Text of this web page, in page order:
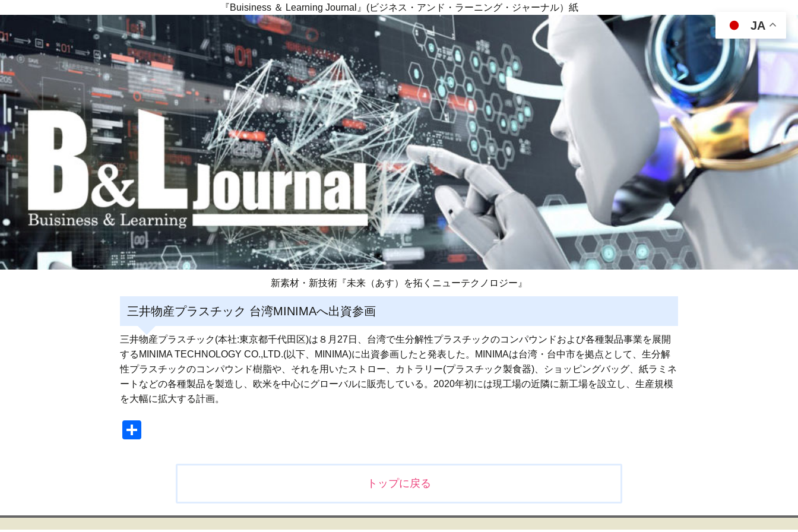
『Buisiness ＆ Learning Journal』(ビジネス・アンド・ラーニング・ジャーナル）紙
新素材・新技術『未来（あす）を拓くニューテクノロジー』
三井物産プラスチック 台湾MINIMAへ出資参画
三井物産プラスチック(本社:東京都千代田区)は８月27日、台湾で生分解性プラスチックのコンパウンドおよび各種製品事業を展開
するMINIMA TECHNOLOGY CO.,LTD.(以下、MINIMA)に出資参画したと発表した。MINIMAは台湾・台中市を拠点として、生分解
性プラスチックのコンパウンド樹脂や、それを用いたストロー、カトラリー(プラスチック製食器)、ショッピングバッグ、紙ラミネ
ートなどの各種製品を製造し、欧米を中心にグローバルに販売している。2020年初には現工場の近隣に新工場を設立し、生産規模
を大幅に拡大する計画。
ビ
トップに戻る
JA